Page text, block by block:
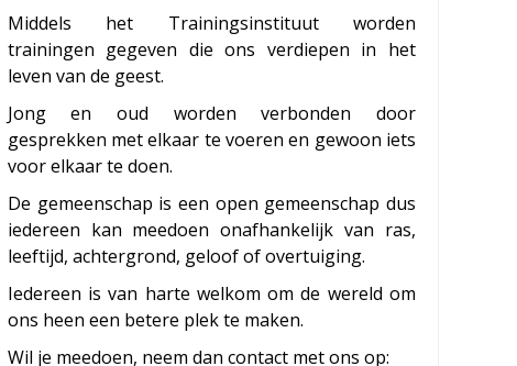
Middels het Trainingsinstituut worden
trainingen gegeven die ons verdiepen in het
leven van de geest.
Jong en oud worden verbonden door
gesprekken met elkaar te voeren en gewoon iets
voor elkaar te doen.
De gemeenschap is een open gemeenschap dus
iedereen kan meedoen onafhankelijk van ras,
leeftijd, achtergrond, geloof of overtuiging.
Iedereen is van harte welkom om de wereld om
ons heen een betere plek te maken.
Wil je meedoen, neem dan contact met ons op: